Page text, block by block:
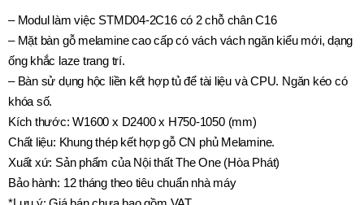
– Modul làm việc STMD04-2C16 có 2 chỗ chân C16
– Mặt bàn gỗ melamine cao cấp có vách vách ngăn kiểu mới, dạng
ống khắc laze trang trí.
– Bàn sử dụng hộc liền kết hợp tủ để tài liệu và CPU. Ngăn kéo có
khóa số.
Kích thước: W1600 x D2400 x H750-1050 (mm)
Chất liệu: Khung thép kết hợp gỗ CN phủ Melamine.
Xuất xứ: Sản phẩm của Nội thất The One (Hòa Phát)
Bảo hành: 12 tháng theo tiêu chuẩn nhà máy